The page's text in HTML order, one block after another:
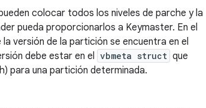
colocar todos los niveles de parche y la
pueda proporcionarlos a Keymaster. En el
versión de la partición se encuentra en el
debe estar en el vbmeta struct que
para una partición determinada.